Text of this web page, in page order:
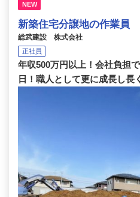
NEW
新築住宅分譲地の作業員
総武建設 株式会社
正社員
年収500万円以上！会社負担
日！職人として更に成長し長